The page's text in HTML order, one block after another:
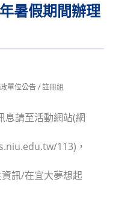
暑假期間辦理
單位公告/註冊組
息請至活動網站(網
113)，
訊/在宜大夢想起